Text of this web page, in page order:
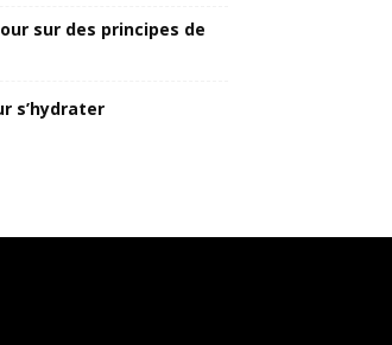
sur des principes de
s’hydrater